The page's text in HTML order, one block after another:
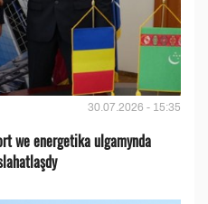
30.07.2026 - 15:35
we energetika ulgamynda